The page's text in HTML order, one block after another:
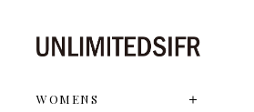
WOMENS